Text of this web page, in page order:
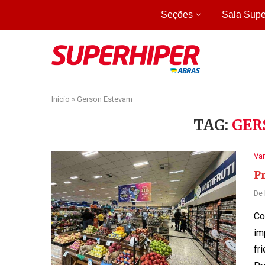
Seções Sala
Início » Gerson Estevam
TAG:
De